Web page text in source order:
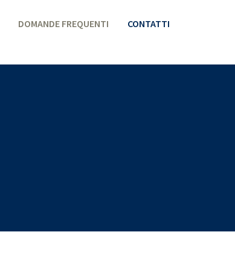
DOMANDE FREQUENTI CONTATTI